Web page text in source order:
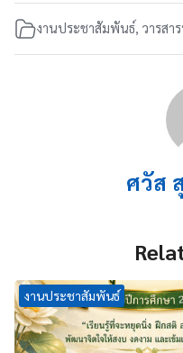
งานประชาสัมพันธ์, วารสา
ศวัส
งานประชาสัมพันธ์